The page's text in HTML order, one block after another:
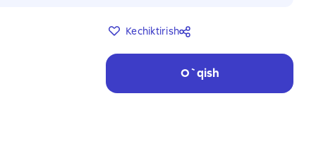
Kechiktirish
O`qish